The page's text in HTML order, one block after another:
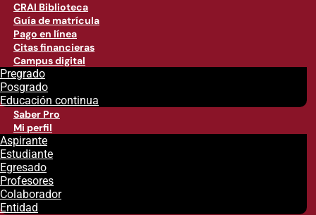
CRAI Biblioteca
Guía de matrícula
Pago en línea
Citas financieras
Campus digital
Pregrado
Posgrado
Educación continua
Saber Pro
Mi perfil
Aspirante
Estudiante
Egresado
Profesores
Colaborador
Entidad